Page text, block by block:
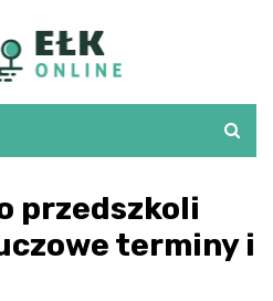
przedszkoli
terminy i